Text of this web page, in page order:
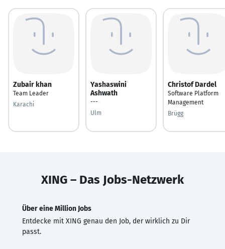
Zubair khan
Team Leader
Karachi
Yashaswini
Ashwath
---
Ulm
Christof Dardel
Software Platform
Management
Brügg
XING – Das Jobs-Netzwerk
Über eine Million Jobs
Entdecke mit XING genau den Job, der wirklich zu Dir
passt.